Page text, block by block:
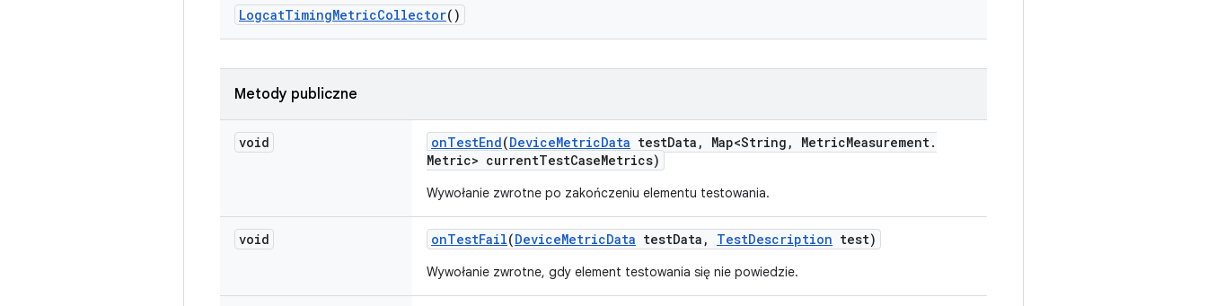
LogcatTimingMetricCollector()
Metody publiczne
void onTestEnd(DeviceMetricData testData , Map<String , MetricMeasurement.
Metric> currentTestCaseMetrics)
Wywołanie zwrotne po zakończeniu elementu testowania.
void onTestFail(DeviceMetricData testData , TestDescription test)
Wywołanie zwrotne, gdy element testowania się nie powiedzie.